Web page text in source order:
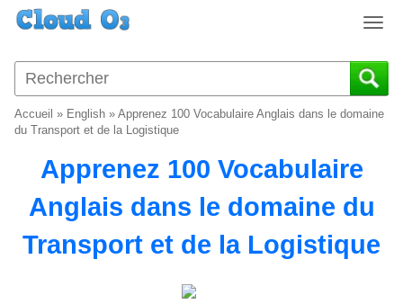
T
g
g
i
a
Accueil » English » Apprenez 100 Vocabulaire Anglais dans le domaine
du Transport et de la Logistique
Apprenez 100 Vocabulaire
Anglais dans le domaine du
Transport et de la Logistique